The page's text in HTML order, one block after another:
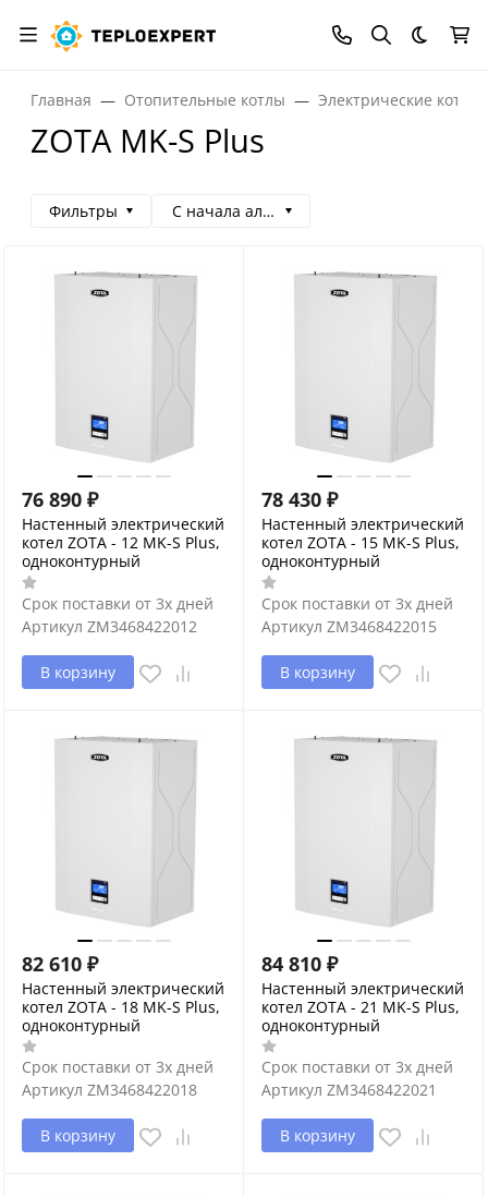
Темная
Главная Отопительные котлы Электрические котлы
ZOTA MK-S Plus
Фильтры С начала алфавита
76 890 ₽
Настенный электрический
котел ZOTA - 12 MK-S Plus,
одноконтурный
Срок поставки от 3х дней
Артикул ZM3468422012
В корзину
78 430 ₽
Настенный электрический
котел ZOTA - 15 MK-S Plus,
одноконтурный
Срок поставки от 3х дней
Артикул ZM3468422015
В корзину
82 610 ₽
Настенный электрический
котел ZOTA - 18 MK-S Plus,
одноконтурный
Срок поставки от 3х дней
Артикул ZM3468422018
В корзину
84 810 ₽
Настенный электрический
котел ZOTA - 21 MK-S Plus,
одноконтурный
Срок поставки от 3х дней
Артикул ZM3468422021
В корзину